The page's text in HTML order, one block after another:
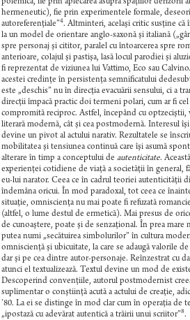
hermeneutic), fie prin experimentele formale,
autoreferenţiale”4. Altminteri, acelaşi critic susţine că
la un model de orientare anglo-saxonă şi italiană
spre personaj şi cititor, paralel cu întoarcerea spre
anterioare, colajul şi pastişa, lasă locul parodiei şi
fi reprezentat de viziunea lui Vattimo, Eco sau Calvino.
acestei credinţe în persistenţa semnificatului
este „deschis” nu în direcţia evacuării sensului, ci a
direcţii împacă practic doi termeni polari, cum ar fi cel
compromită reciproc. Astfel, începând cu optzeciştii,
literară modernă, cât şi cea postmodernă. Interesul
devine un pivot al actului narativ. Rezultatele se
mobilitatea şi tensiunea continuă care îşi asumă
alterare în timp a conceptului de autenticitate.
experienţei cotidiene de viaţă a societăţii în general,
eu-lui narator. Ceea ce în cadrul teoriei autenticităţii
îndemâna oricui. În mod paradoxal, tot ceea ce
situaţie, omniscienţa nu mai poate fi refuzată
(altfel, o lume destul de ermetică). Mai presus de
de cunoaştere, poate şi de senzaţional. În prea mare
putea numi „secătuirea simbolurilor” în cultura
omniscienţă şi ubicuitate, la care se adaugă valorile
dar şi pe cea dintre autor-personaje. Reînzestrat cu
atunci el textualizează. Textul devine un mod de
Descoperind convenţiile, autorul postmodernist
suplimentar o conştiinţă acută a actului de creaţie,
’80. La ei se distinge în mod clar cum în operaţia de
„ipostază cu adevărat autentică a trăirii unui scriitor”8.